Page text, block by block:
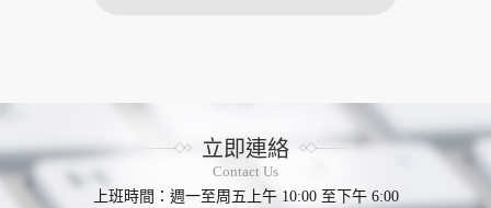
立即連絡
Contact Us
上班時間：週一至周五上午 10:00 至下午 6:00